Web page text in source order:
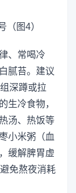
、常喝冷
腻苔。建议
深蹲或拉
生冷食物，
汤、热饭等
小米粥（血
缓解脾胃虚
免熬夜消耗